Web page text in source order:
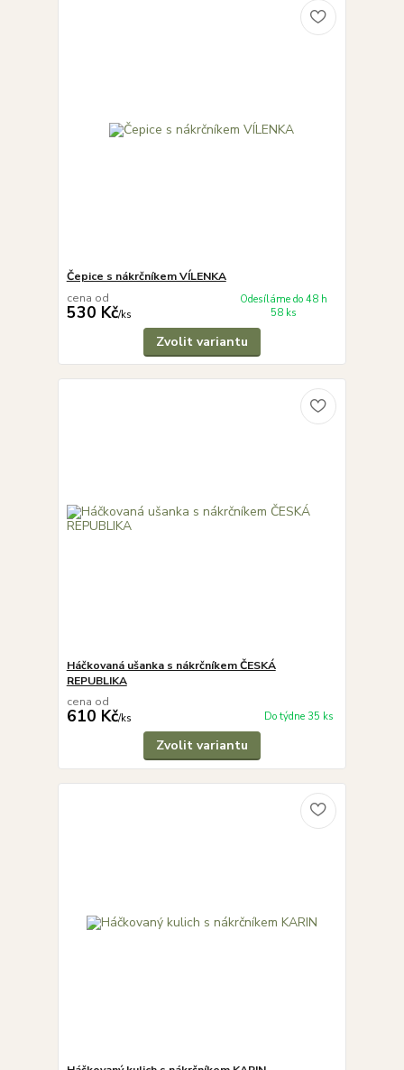
Čepice s nákrčníkem VÍLENKA
cena od
530 Kč/ks
Odesíláme do 48 h
58 ks
Zvolit variantu
Háčkovaná ušanka s nákrčníkem ČESKÁ
REPUBLIKA
cena od
610 Kč/ks Do týdne 35 ks
Zvolit variantu